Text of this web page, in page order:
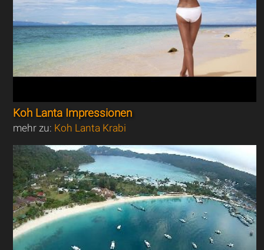
Koh Lanta Impressionen
mehr zu: Koh Lanta Krabi